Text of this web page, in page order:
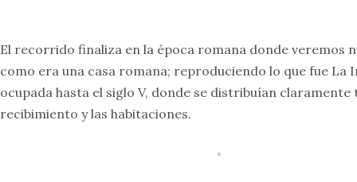
El recorrido finaliza en la época romana donde veremos
como era una casa romana; reproduciendo lo que fue
ocupada hasta el siglo V, donde se distribuían
recibimiento y las habitaciones.